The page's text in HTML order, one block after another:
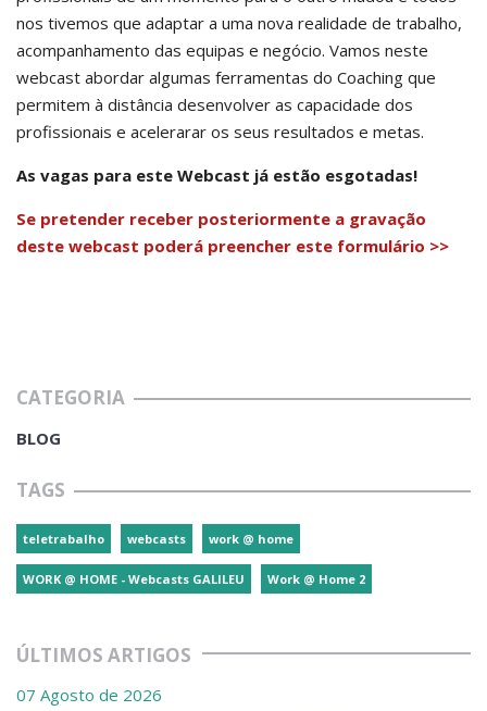
nos tivemos que adaptar a uma nova realidade de trabalho,
acompanhamento das equipas e negócio. Vamos neste
webcast abordar algumas ferramentas do Coaching que
permitem à distância desenvolver as capacidade dos
profissionais e acelerarar os seus resultados e metas.
As vagas para este Webcast já estão esgotadas!
Se pretender receber posteriormente a gravação
deste webcast poderá preencher este formulário >>
CATEGORIA
BLOG
TAGS
teletrabalho webcasts work @ home
WORK @ HOME - Webcasts GALILEU Work @ Home 2
ÚLTIMOS ARTIGOS
07 Agosto de 2026